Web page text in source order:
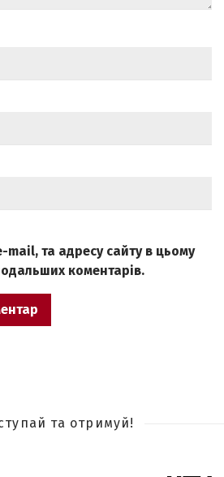
mail, та адресу сайту в цьому
коментарів.
та отримуй!